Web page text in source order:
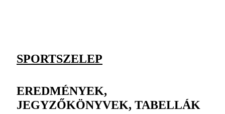
SPORTSZELEP
EREDMÉNYEK,
JEGYZŐKÖNYVEK, TABELLÁK